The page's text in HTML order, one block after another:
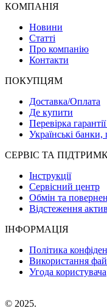
КОМПАНІЯ
Новини
Статті
Про компанію
Контакти
ПОКУПЦЯМ
Доставка/Оплата
Де купити
Перевірка
Українські
СЕРВІС ТА
Інструкції
Сервісний центр
Обмін та
Відстеження
ІНФОРМАЦІЯ
Політика
Використання
Угода користувача
© 2025.